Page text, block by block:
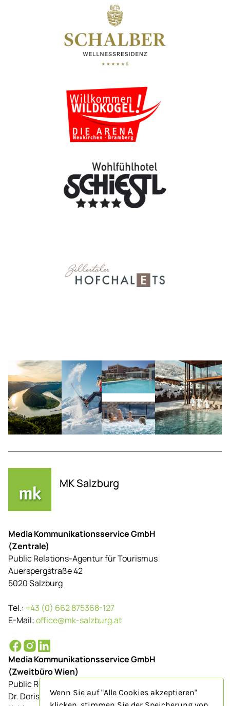
MK Salzburg
Media Kommunikationsservice GmbH
(Zentrale)
Public Relations-Agentur für Tourismus
Auerspergstraße 42
5020 Salzburg
Tel.: +43 (0) 662 875368-127
E-Mail:office@mk-salzburg.at
Media Kommunikationsservice GmbH
(Zweitbüro Wien)
Public Relations-Agentur für Tourismus
Dr. Doris Schenkenfelder
Wenn Sie auf "Alle Cookies akzeptieren"